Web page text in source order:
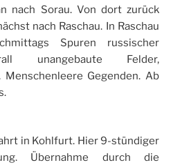
nach Sorau. Von dort zurück
nach Raschau. In Raschau
Spuren russischer
unangebaute Felder,
Menschenleere Gegenden. Ab
in Kohlfurt. Hier 9-stündiger
Übernahme durch die